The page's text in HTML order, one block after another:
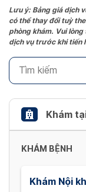
the
question
mark
to
keyboard
shortcuts
changing
Lưu ý: Bảng giá dịch
có thể thay đổi tuỳ
phòng khám. Vui
dịch vụ trước khi tiến
Khám
KHÁM BỆNH
Khám Nội